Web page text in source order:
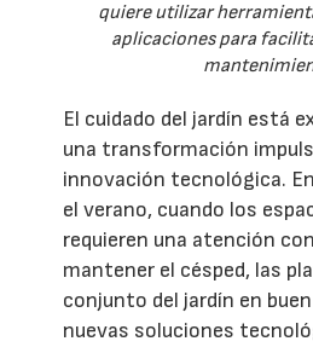
quiere utilizar
aplicaciones para
El cuidado del jardín está
una transformación
innovación tecnológica.
el verano, cuando los
requieren una atención
mantener el césped, las
conjunto del jardín en
nuevas soluciones